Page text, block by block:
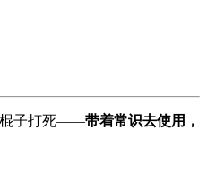
棍子打死——带着常识去使用，